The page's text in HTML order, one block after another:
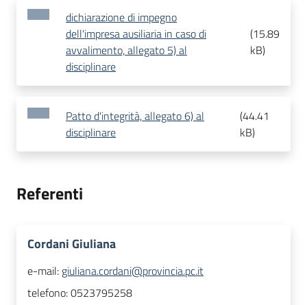
dichiarazione di impegno
dell'impresa ausiliaria in caso di
avvalimento, allegato 5) al
disciplinare
(15.89
kB)
Patto d'integrità, allegato 6) al
disciplinare
(44.41
kB)
Referenti
Cordani Giuliana
e-mail: giuliana.cordani@provincia.pc.it
telefono:0523795258